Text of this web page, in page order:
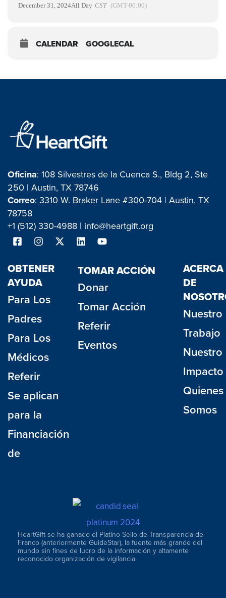
December 31, 2024All Day CST (GMT-06:00)
CALENDAR GOOGLECAL
Oficina: 108 Silvestres de la Cuenca S., Bldg 2, Ste
250 | Austin, TX 78746
Correo: 3310 W. Braker Lane #300-704 | Austin, TX
78758
+1 (512) 330-4988 | info@heartgift.org
TOMAR ACCIÓN
Donar
Tomar Acción
Referir
Eventos
ACERCA
DE
Nuestro
Trabajo
Nuestro
Impacto
Quienes
Somos
OBTENER
AYUDA
Para Los
Padres
Para Los
Médicos
Referir
Se aplican
para la
Financiación
de
HeartGift se ha ganado el Platino Sello de Transparencia de
Franco (anteriormente GuideStar), la fuente más grande del
mundo sin fines de lucro de la información y altamente
reconocido organización de vigilancia.